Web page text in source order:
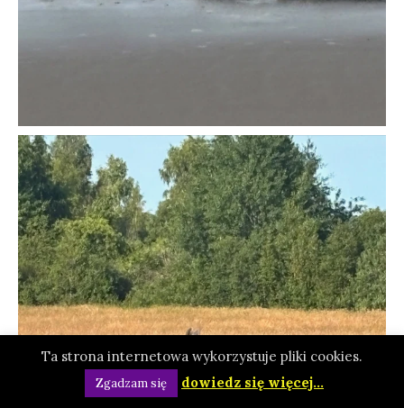
Ta strona internetowa wykorzystuje pliki cookies.
Zgadzam się dowiedz się więcej...